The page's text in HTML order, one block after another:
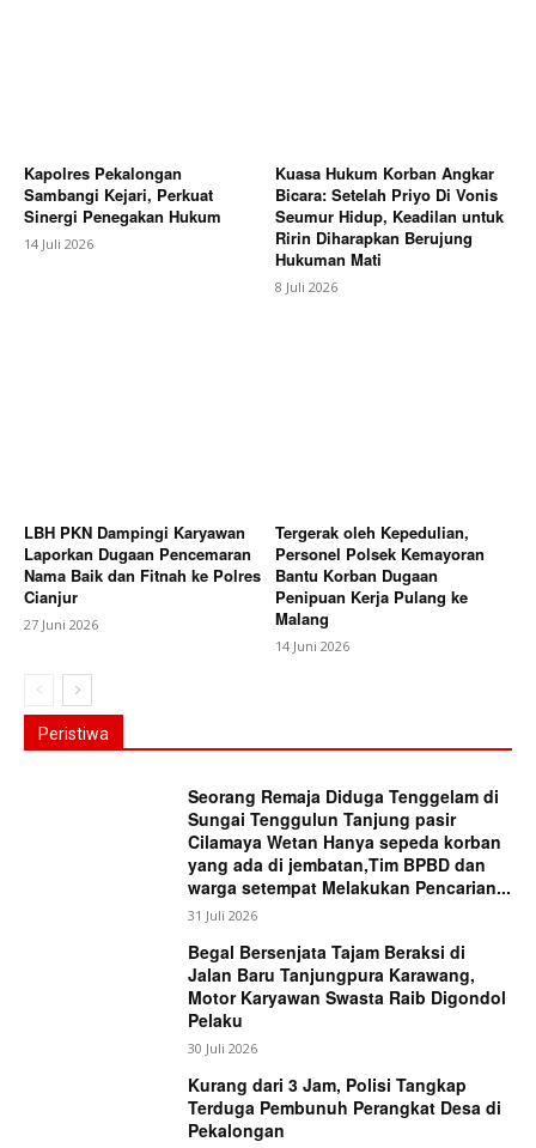
Kapolres Pekalongan
Sambangi Kejari, Perkuat
Sinergi Penegakan Hukum
14 Juli 2026
Kuasa Hukum Korban Angkar
Bicara: Setelah Priyo Di Vonis
Seumur Hidup, Keadilan untuk
Ririn Diharapkan Berujung
Hukuman Mati
8 Juli 2026
LBH PKN Dampingi Karyawan
Laporkan Dugaan Pencemaran
Nama Baik dan Fitnah ke Polres
Cianjur
27 Juni 2026
Tergerak oleh Kepedulian,
Personel Polsek Kemayoran
Bantu Korban Dugaan
Penipuan Kerja Pulang ke
Malang
14 Juni 2026
Peristiwa
Seorang Remaja Diduga Tenggelam di
Sungai Tenggulun Tanjung pasir
Cilamaya Wetan Hanya sepeda korban
yang ada di jembatan,Tim BPBD dan
warga setempat Melakukan Pencarian...
31 Juli 2026
Begal Bersenjata Tajam Beraksi di
Jalan Baru Tanjungpura Karawang,
Motor Karyawan Swasta Raib Digondol
Pelaku
30 Juli 2026
Kurang dari 3 Jam, Polisi Tangkap
Terduga Pembunuh Perangkat Desa di
Pekalongan